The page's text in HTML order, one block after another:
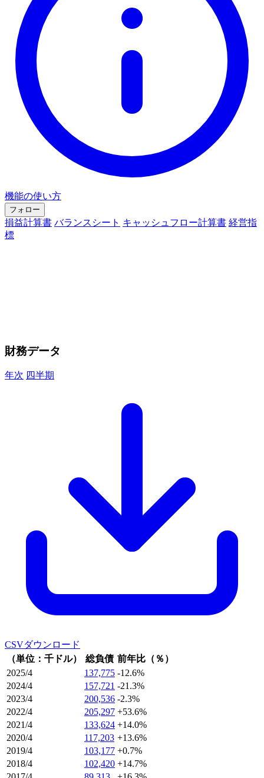
機能の使い方
フォロー
損益計算書 バランスシート キャッシュフロー計算書 経営指
標
財務データ
年次 四半期
CSVダウンロード
（単位：千ドル）
総負債 前年比（％）
2025/4
137,775 -12.6%
2024/4
157,721 -21.3%
2023/4
200,536 -2.3%
2022/4
205,297 +53.6%
2021/4
133,624 +14.0%
2020/4
117,203 +13.6%
2019/4
103,177 +0.7%
2018/4
102,420 +14.7%